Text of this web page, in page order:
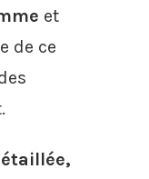
et
de ce